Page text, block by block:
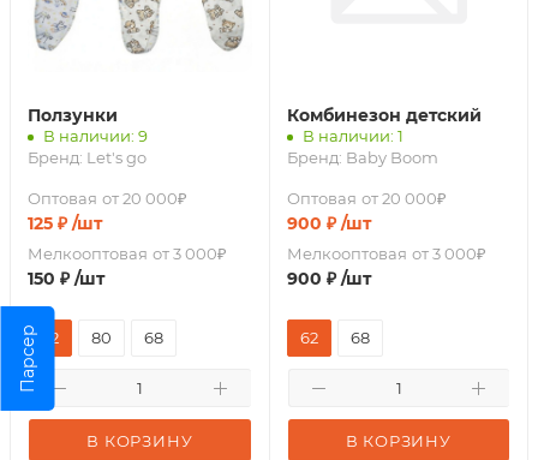
Ползунки
В наличии: 9
Бренд: Let's go
Оптовая от 20 000₽
125 ₽ /шт
Мелкооптовая от 3 000₽
150 ₽ /шт
В КОРЗИНУ
62 80 68
Комбинезон детский
В наличии: 1
Бренд: Baby Boom
Оптовая от 20 000₽
900 ₽ /шт
Мелкооптовая от 3 000₽
900 ₽ /шт
В КОРЗИНУ
62 68
Парсер